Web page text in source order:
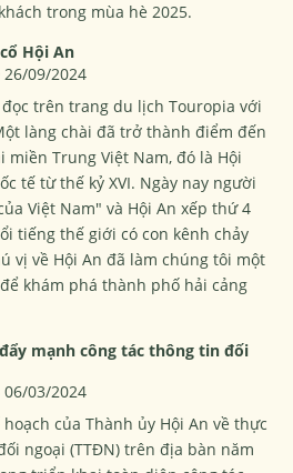
trong mùa hè 2025.
Hội An
26/09/2024
trên trang du lịch Touropia với
làng chài đã trở thành điểm đến
Trung Việt Nam, đó là Hội
tế từ thế kỷ XVI. Ngày nay người
Việt Nam" và Hội An xếp thứ 4
tiếng thế giới có con kênh chảy
vị về Hội An đã làm chúng tôi một
khám phá thành phố hải cảng
mạnh công tác thông tin đối
06/03/2024
hoạch của Thành ủy Hội An về thực
ngoại (TTĐN) trên địa bàn năm